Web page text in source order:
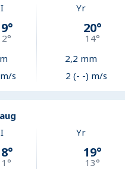
°
°
s
Yr
20°
14°
2,2 mm
2 (- -) m/s
°
°
Yr
19°
13°